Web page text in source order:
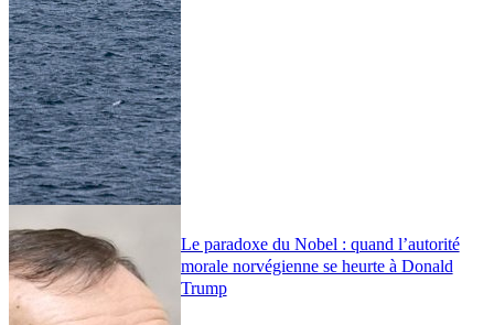
Le paradoxe du Nobel : quand l’autorité
morale norvégienne se heurte à Donald
Trump